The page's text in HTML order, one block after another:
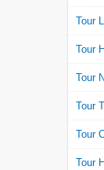
Tour
Tour
Tour
Tour
Tour
Tour